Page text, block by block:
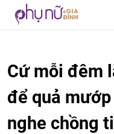
Cứ mỗi đêm
để quả
nghe chồng